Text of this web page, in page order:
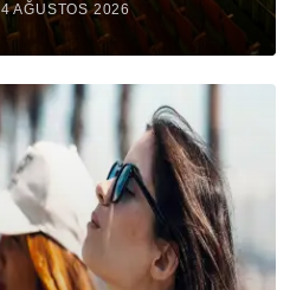
4 AĞUSTOS 2026